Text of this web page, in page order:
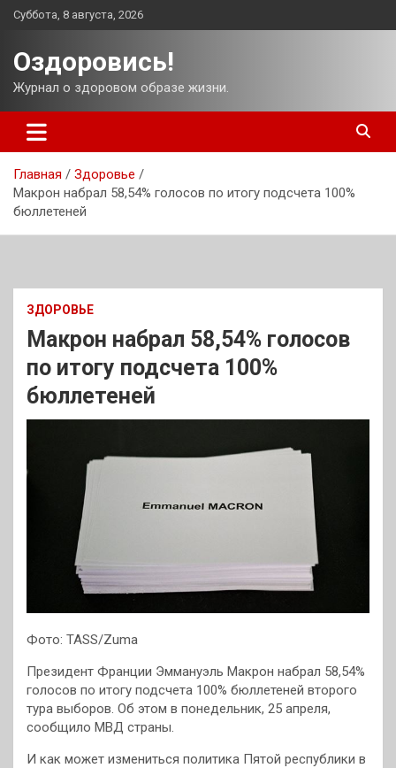
Перейти
Суббота, 8 августа, 2026
Оздоровись!
Журнал о здоровом образе жизни.
Главная
Здоровье
Макрон набрал 58,54% голосов по итогу подсчета 100%
бюллетеней
ЗДОРОВЬЕ
Макрон набрал 58,54% голосов
по итогу подсчета 100%
бюллетеней
Фото: TASS/Zuma
Президент Франции Эммануэль Макрон набрал 58,54%
голосов по итогу подсчета 100% бюллетеней второго
тура выборов. Об этом в понедельник, 25 апреля,
сообщило МВД страны.
И как может измениться политика Пятой республики в